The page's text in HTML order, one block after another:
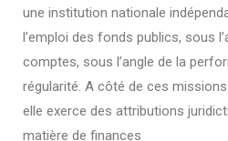
une institution nationale
l’emploi des fonds publics, sous
comptes, sous l’angle de la
régularité. A côté de ces missions
elle exerce des attributions
matière de finances